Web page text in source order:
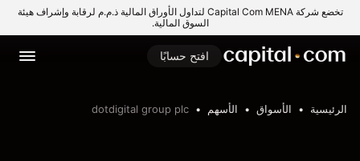
تخضع شركة Capital Com MENA لتداول الأوراق المالية ذ.م.م لرقابة وإشراف هيئة
السوق المالية.
افتح حسابًا
الرئيسية الأسواق الأسهم dotdigital group plc